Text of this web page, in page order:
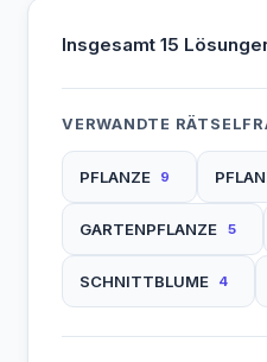
Insgesamt 15
VERWANDTE
PFLANZE 9
GARTENPFLANZE 5
SCHNITTBLUME 4